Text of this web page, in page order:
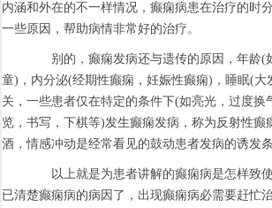
内涵和外在的不一样情况，癫痫病患在治疗的时
一些原因，帮助病情非常好的治疗。
别的，癫痫发病还与遗传的原因，年龄(
童)，内分泌(经期性癫痫，妊娠性癫痫)，睡眠(大
关，一些患者仅在特定的条件下(如亮光，过度换
览，书写，下棋等)发生癫痫发病，称为反射性癫
酒，情感冲动是经常看见的鼓动患者发病的诱发条
以上就是为患者讲解的癫痫病是怎样致
已清楚癫痫病的病因了，出现癫痫病必需要赶忙